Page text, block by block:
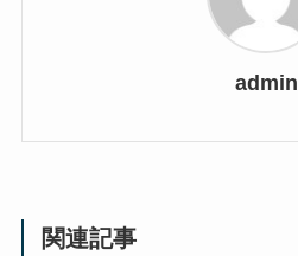
admin
関連記事